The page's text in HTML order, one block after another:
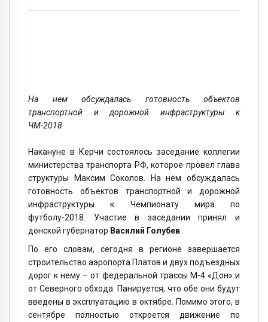
На нем обсуждалась готовность объектов
транспортной и дорожной инфраструктуры к
ЧМ-2018
Накануне в Керчи состоялось заседание коллегии
министерства транспорта РФ, которое провел глава
структуры Максим Соколов. На нем обсуждалась
готовность объектов транспортной и дорожной
инфраструктуры к Чемпионату мира по
футболу-2018. Участие в заседании принял и
донской губернатор Василий Голубев.
По его словам, сегодня в регионе завершается
строительство аэропорта Платов и двух подъездных
дорог к нему – от федеральной трассы М-4 «Дон» и
от Северного обхода. Панируется, что обе они будут
введены в эксплуатацию в октябре. Помимо этого, в
сентябре полностью откроется движение по